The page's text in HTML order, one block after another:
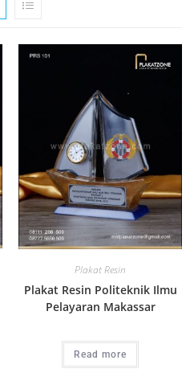
Plakat Resin
Plakat Resin Politeknik Ilmu
Pelayaran Makassar
Read more